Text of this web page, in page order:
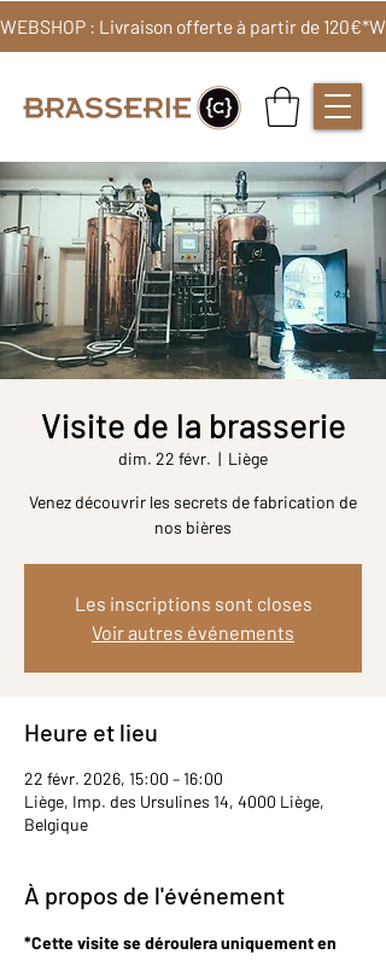
WEBSHOP : Livraison offerte à partir de 120€*
Visite de la brasserie
dim. 22 févr.
  |
Liège
Venez découvrir les secrets de fabrication de
nos bières
Les inscriptions sont closes
Voir autres événements
Heure et lieu
22 févr. 2026, 15:00 – 16:00
Liège, Imp. des Ursulines 14, 4000 Liège,
Belgique
À propos de l'événement
*Cette visite se déroulera uniquement en